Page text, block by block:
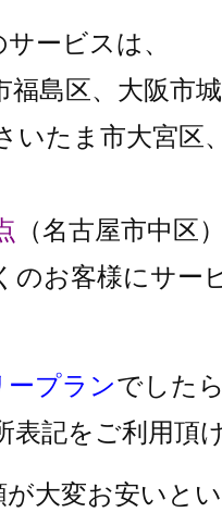
ービスは、
福島区、大阪市城
さいたま市大宮区
（名古屋市中区
のお客様にサー
プランでしたら
記をご利用頂
が大変お安いと